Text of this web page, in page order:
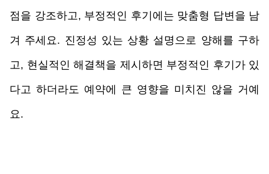
점을 강조하고, 부정적인 후기에는 맞춤형 답변을 남
겨 주세요. 진정성 있는 상황 설명으로 양해를 구하
고, 현실적인 해결책을 제시하면 부정적인 후기가 있
다고 하더라도 예약에 큰 영향을 미치진 않을 거예
요.